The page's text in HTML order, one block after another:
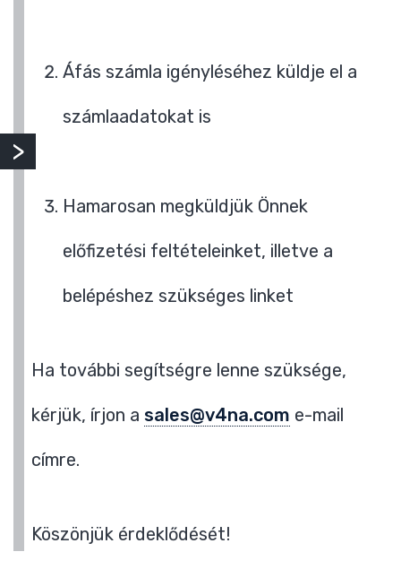
Áfás számla igényléséhez küldje el a
számlaadatokat is
Hamarosan megküldjük Önnek
előfizetési feltételeinket, illetve a
belépéshez szükséges linket
Ha további segítségre lenne szüksége,
kérjük, írjon a sales@v4na.com e-mail
címre.
Köszönjük érdeklődését!